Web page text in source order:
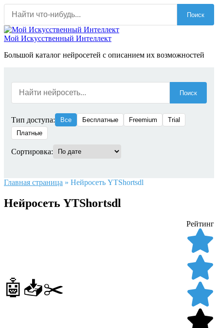
Перейти
содержанию
Поиск
Мой Искусственный Интеллект
Большой каталог нейросетей с описанием их возможностей
Поиск
Тип доступа: Все Бесплатные Freemium
Trial
Платные
Сортировка:
Главная страница » Нейросеть YTShortsdl
Нейросеть YTShortsdl
🤖📥✂️
Рейтинг